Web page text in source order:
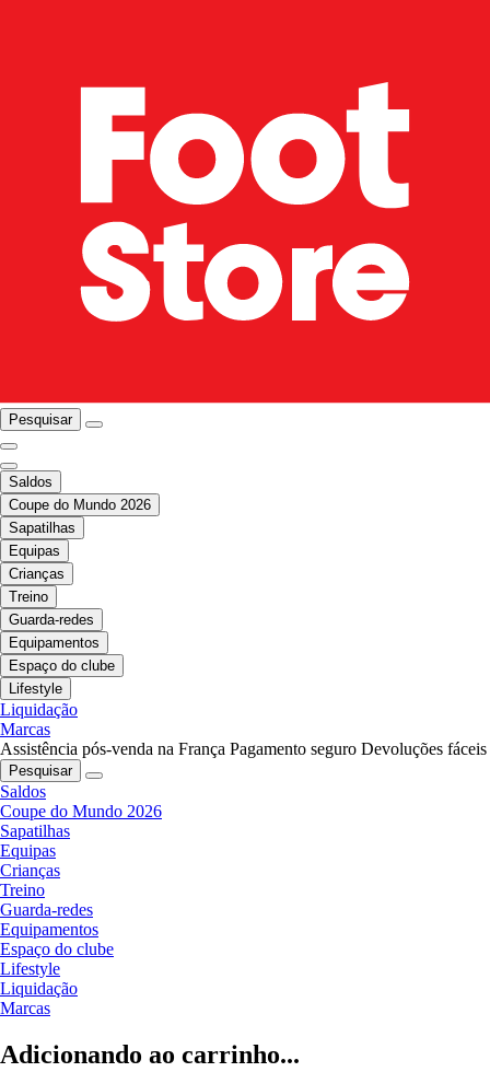
Pesquisar
Saldos
Coupe do Mundo 2026
Sapatilhas
Equipas
Crianças
Treino
Guarda-redes
Equipamentos
Espaço do clube
Lifestyle
Liquidação
Marcas
Assistência pós-venda na França Pagamento seguro Devoluções fáceis
Pesquisar
Saldos
Coupe do Mundo 2026
Sapatilhas
Equipas
Crianças
Treino
Guarda-redes
Equipamentos
Espaço do clube
Lifestyle
Liquidação
Marcas
Adicionando ao carrinho...